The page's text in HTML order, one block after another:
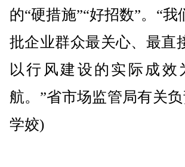
的“硬措施”“好招数”。“
批企业群众最关心、最直
以行风建设的实际成效
航。”省市场监管局有关
学姣)